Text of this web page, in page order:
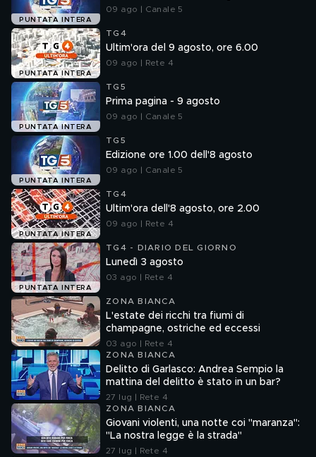
PUNTATA INTERA
09 ago | Canale 5
PUNTATA INTERA
TG4
Ultim'ora del 9 agosto, ore 6.00
09 ago | Rete 4
PUNTATA INTERA
TG5
Prima pagina - 9 agosto
09 ago | Canale 5
PUNTATA INTERA
TG5
Edizione ore 1.00 dell'8 agosto
09 ago | Canale 5
PUNTATA INTERA
TG4
Ultim'ora dell'8 agosto, ore 2.00
09 ago | Rete 4
PUNTATA INTERA
TG4 - DIARIO DEL GIORNO
Lunedì 3 agosto
03 ago | Rete 4
ZONA BIANCA
L'estate dei ricchi tra fiumi di
champagne, ostriche ed eccessi
03 ago | Rete 4
ZONA BIANCA
Delitto di Garlasco: Andrea Sempio la
mattina del delitto è stato in un bar?
27 lug | Rete 4
ZONA BIANCA
Giovani violenti, una notte coi "maranza":
"La nostra legge è la strada"
27 lug | Rete 4